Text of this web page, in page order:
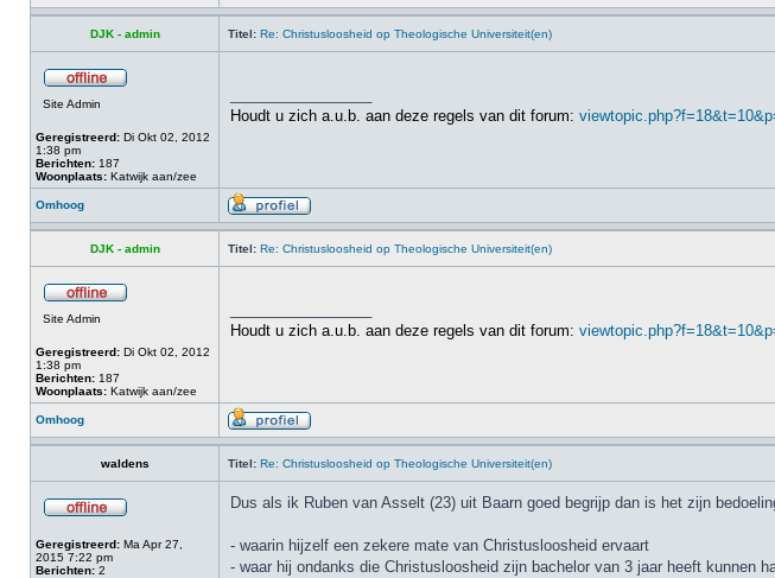
DJK - admin Titel: Re: Christusloosheid op Theologische Universiteit(en)
Site Admin
Geregistreerd: Di Okt 02, 2012
1:38 pm
Berichten: 187
Woonplaats: Katwijk aan/zee
Houdt u zich a.u.b. aan deze regels van dit forum:
Omhoog
DJK - admin Titel: Re: Christusloosheid op Theologische Universiteit(en)
Site Admin
Geregistreerd: Di Okt 02, 2012
1:38 pm
Berichten: 187
Woonplaats: Katwijk aan/zee
Houdt u zich a.u.b. aan deze regels van dit forum:
Omhoog
waldens Titel: Re: Christusloosheid op Theologische Universiteit(en)
Geregistreerd: Ma Apr 27,
2015 7:22 pm
Berichten: 2
Dus als ik Ruben van Asselt (23) uit Baarn goed begrijp dan is het zijn
- waarin hijzelf een zekere mate van Christusloosheid ervaart
- waar hij ondanks die Christusloosheid zijn bachelor van 3 jaar heeft kunnen